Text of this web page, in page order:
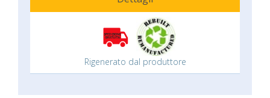
Rigenerato dal produttore